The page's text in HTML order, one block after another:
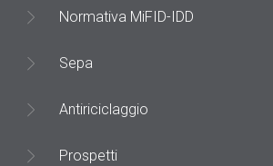
Normativa MiFID-IDD
Sepa
Antiriciclaggio
Prospetti